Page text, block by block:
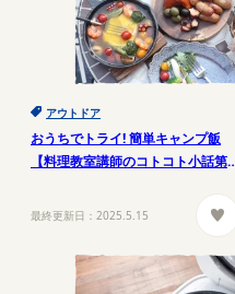
アウトドア
おうちでトライ! 簡単キャンプ飯
【料理教室講師のコトコト小話第3
最終更新日： 2025.5.15